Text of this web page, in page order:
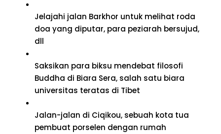
Jelajahi jalan Barkhor untuk melihat roda
doa yang diputar, para peziarah bersujud,
dll
Saksikan para biksu mendebat filosofi
Buddha di Biara Sera, salah satu biara
universitas teratas di Tibet
Jalan-jalan di Ciqikou, sebuah kota tua
pembuat porselen dengan rumah